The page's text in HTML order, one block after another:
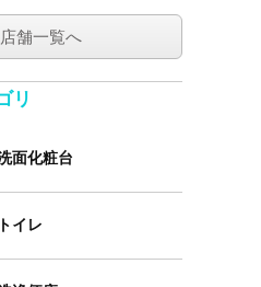
店舗一覧へ
リ
面化粧台
トイレ